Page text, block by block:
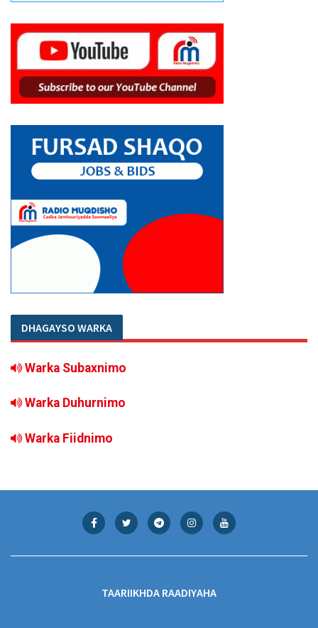
DHAGAYSO WARKA
Warka Subaxnimo
Warka Duhurnimo
Warka Fiidnimo
TAARIIKHDA RAADIYAHA